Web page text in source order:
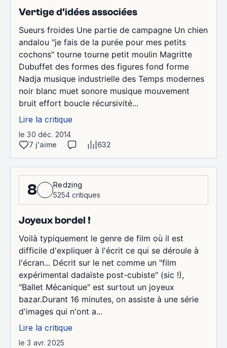
Vertige d'idées associées
Sueurs froides Une partie de campagne Un chien
andalou "je fais de la purée pour mes petits
cochons" tourne tourne petit moulin Magritte
Dubuffet des formes des figures fond forme
Nadja musique industrielle des Temps modernes
noir blanc muet sonore musique mouvement
bruit effort boucle récursivité...
Lire la critique
le 30 déc. 2014
7 j'aime
632
8
Redzing
5254 critiques
Joyeux bordel !
Voilà typiquement le genre de film où il est
difficile d'expliquer à l'écrit ce qui se déroule à
l'écran... Décrit sur le net comme un "film
expérimental dadaïste post-cubiste" (sic !),
"Ballet Mécanique" est surtout un joyeux
bazar.Durant 16 minutes, on assiste à une série
d'images qui n'ont a...
Lire la critique
le 3 avr. 2025